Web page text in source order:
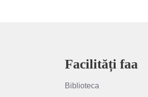
Facilități faa
Biblioteca